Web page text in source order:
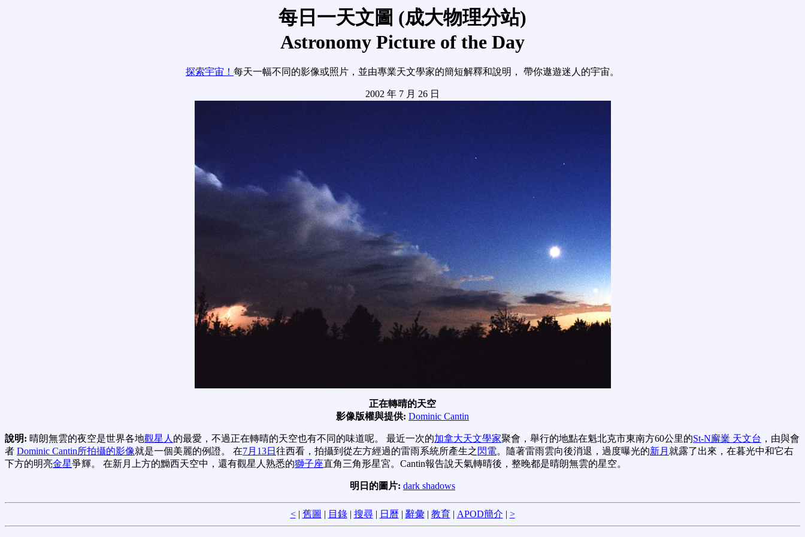
每日一天文圖 (成大物理分站)
Astronomy Picture of the Day
探索宇宙！ 每天一幅不同的影像或照片，並由專業天文學家的簡短解釋和說明， 帶你遨遊迷人的宇宙。
2002 年 7 月 26 日
正在轉晴的天空
影像版權與提供: Dominic Cantin
說明: 晴朗無雲的夜空是世界各地觀星人的最愛，不過正在轉晴的天空也有不同的味道呢。 最近一次的加拿大天文學家聚會，舉行的地點在魁北克市東南方60公里的St-N廨嶪 天文台 ，由與會
者 Dominic Cantin所拍攝的影像就是一個美麗的例證。 在7月13日 往西看，拍攝到從左方經過的雷雨系統所產生之 閃電。隨著雷雨雲向後消退，過度曝光的新月 就露了出來，在暮光中和它右
下方的明亮金星爭輝。 在新月上方的黝西天空中，還有觀星人熟悉的獅子座直角三角形星宮。Cantin報告說天氣轉晴後，整晚都是晴朗無雲的星空。
明日的圖片: dark shadows
<| 舊圖 | 目錄| 搜尋| 日曆 | 辭彙 | 教育| APOD簡介 | >